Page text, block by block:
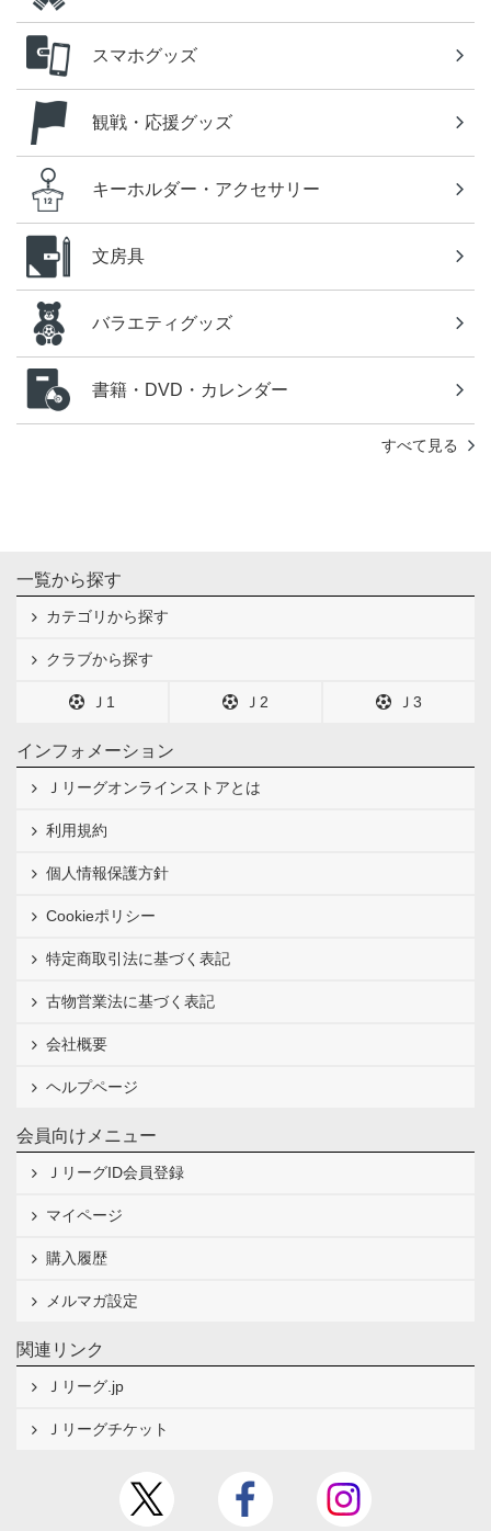
スマホグッズ
観戦・応援グッズ
キーホルダー・アクセサリー
文房具
バラエティグッズ
書籍・DVD・カレンダー
すべて見る
一覧から探す
カテゴリから探す
クラブから探す
Ｊ1 Ｊ2 Ｊ3
インフォメーション
Ｊリーグオンラインストアとは
利用規約
個人情報保護方針
Cookieポリシー
特定商取引法に基づく表記
古物営業法に基づく表記
会社概要
ヘルプページ
会員向けメニュー
ＪリーグID会員登録
マイページ
購入履歴
メルマガ設定
関連リンク
Ｊリーグ.jp
Ｊリーグチケット